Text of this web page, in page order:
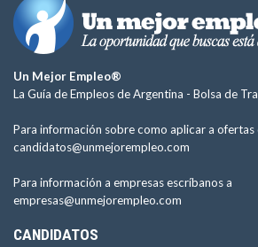
Un Mejor Empleo®
La Guía de Empleos de Argentina - Bolsa de
Para información sobre como aplicar a ofertas
candidatos@unmejorempleo.com
Para información a empresas escríbanos a
empresas@unmejorempleo.com
CANDIDATOS